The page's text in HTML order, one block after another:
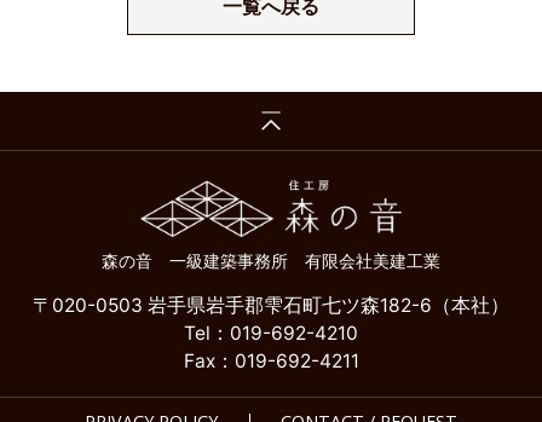
一覧へ戻る
森の音 一級建築事務所 有限会社美建工業
〒020-0503 岩手県岩手郡雫石町七ツ森182-6（本社）
Tel：019-692-4210
Fax：019-692-4211